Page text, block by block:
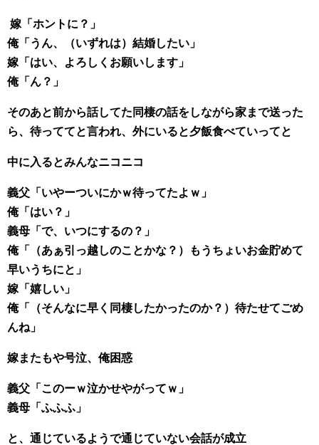
嫁「ホントに？」
俺「うん、（いずれは）結婚したい」
嫁「はい、よろしくお願いします」
俺「ん？」
そのあと前から話してた同棲の話をしながら家まで送った
ら、待っててと言われ、外にいると夕飯食べていってと
中に入るとみんなニコニコ
義父「いやーついにかｗ待ってたよｗ」
俺「はい？」
義母「で、いつにするの？」
俺「（あぁ引っ越しのことかな？）もうちょいお金貯めて
早いうちにと」
嫁「嬉しい」
俺「（そんなに早く同棲したかったのか？）待たせてごめ
んね」
嫁またもや号泣、俺困惑
義父「このーｗ泣かせやがってｗ」
義母「ふふふ」
と、通じているようで通じていない会話が成立